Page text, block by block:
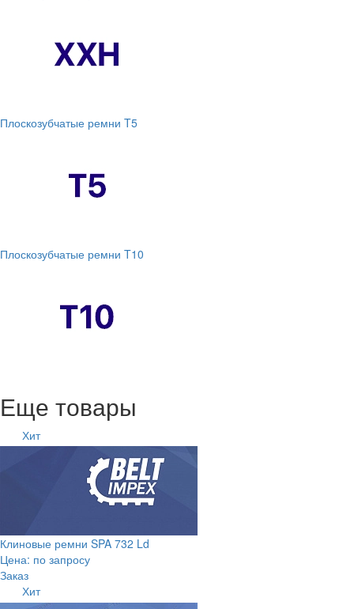
Плоскозубчатые ремни T5
Плоскозубчатые ремни T10
Еще товары
Хит
Клиновые ремни SPA 732 Ld
Цена: по запросу
Заказ
Хит